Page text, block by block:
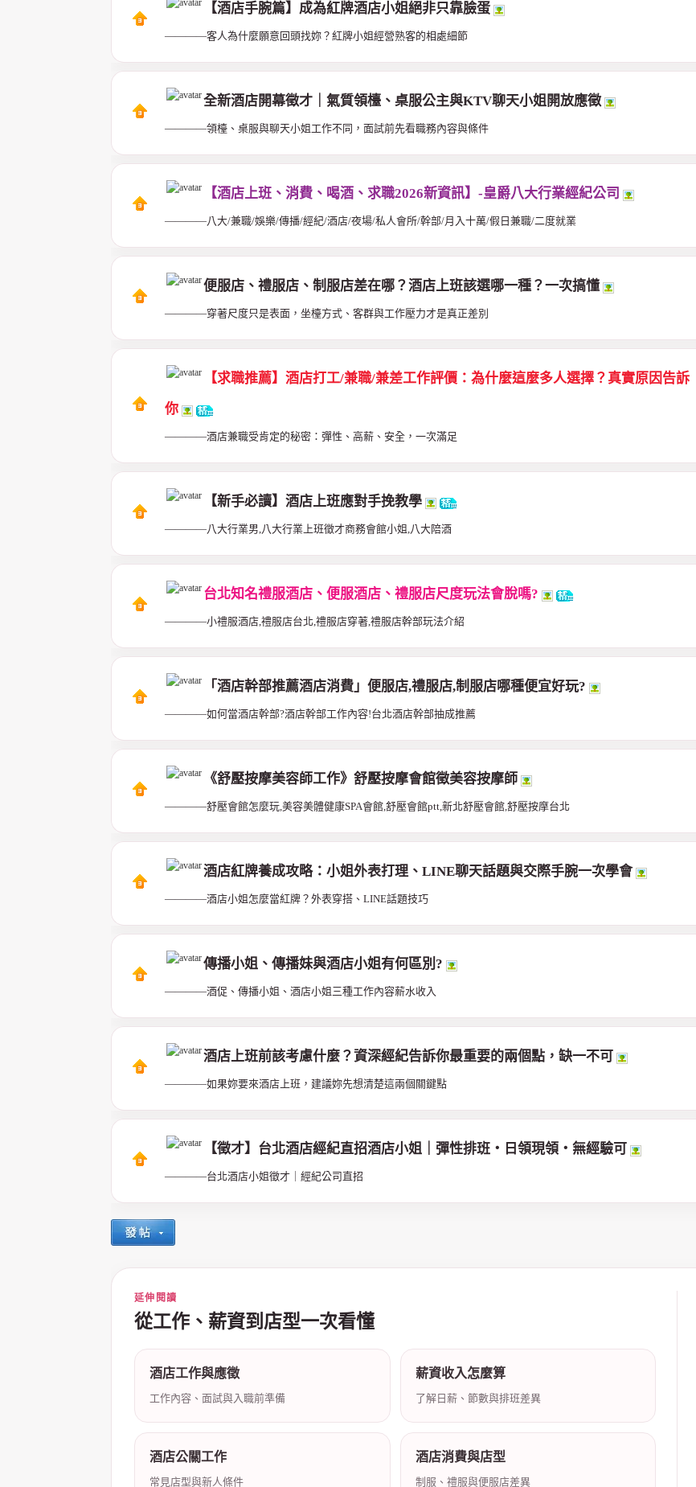
【酒店手腕篇】成為紅牌酒店小姐絕非只靠臉蛋
————客人為什麼願意回頭找妳？紅牌小姐經營熟客的相處細節
全新酒店開幕徵才｜氣質領檯、桌服公主與KTV聊天小姐開放應徵
————領檯、桌服與聊天小姐工作不同，面試前先看職務內容與條件
【酒店上班、消費、喝酒、求職2026新資訊】-皇爵八大行業經紀公司
————八大/兼職/娛樂/傳播/經紀/酒店/夜場/私人會所/幹部/月入十萬/假日兼職/二度就業
便服店、禮服店、制服店差在哪？酒店上班該選哪一種？一次搞懂
————穿著尺度只是表面，坐檯方式、客群與工作壓力才是真正差別
【求職推薦】酒店打工/兼職/兼差工作評價：為什麼這麼多人選擇？真實原因告訴
你
————酒店兼職受肯定的秘密：彈性、高薪、安全，一次滿足
【新手必讀】酒店上班應對手挽教學
————八大行業男,八大行業上班徵才商務會館小姐,八大陪酒
台北知名禮服酒店、便服酒店、禮服店尺度玩法會脫嗎?
————小禮服酒店,禮服店台北,禮服店穿著,禮服店幹部玩法介紹
「酒店幹部推薦酒店消費」便服店,禮服店,制服店哪種便宜好玩?
————如何當酒店幹部?酒店幹部工作內容!台北酒店幹部抽成推薦
《舒壓按摩美容師工作》舒壓按摩會館徵美容按摩師
————舒壓會館怎麼玩,美容美體健康SPA會館,舒壓會館ptt,新北舒壓會館,舒壓按摩台北
酒店紅牌養成攻略：小姐外表打理、LINE聊天話題與交際手腕一次學會
————酒店小姐怎麼當紅牌？外表穿搭、LINE話題技巧
傳播小姐、傳播妹與酒店小姐有何區別?
————酒促、傳播小姐、酒店小姐三種工作內容薪水收入
酒店上班前該考慮什麼？資深經紀告訴你最重要的兩個點，缺一不可
————如果妳要來酒店上班，建議妳先想清楚這兩個關鍵點
【徵才】台北酒店經紀直招酒店小姐｜彈性排班・日領現領・無經驗可
————台北酒店小姐徵才｜經紀公司直招
延伸閱讀
從工作、薪資到店型一次看懂
酒店工作與應徵
工作內容、面試與入職前準備
薪資收入怎麼算
了解日薪、節數與排班差異
酒店公關工作
常見店型與新人條件
酒店消費與店型
制服、禮服與便服店差異